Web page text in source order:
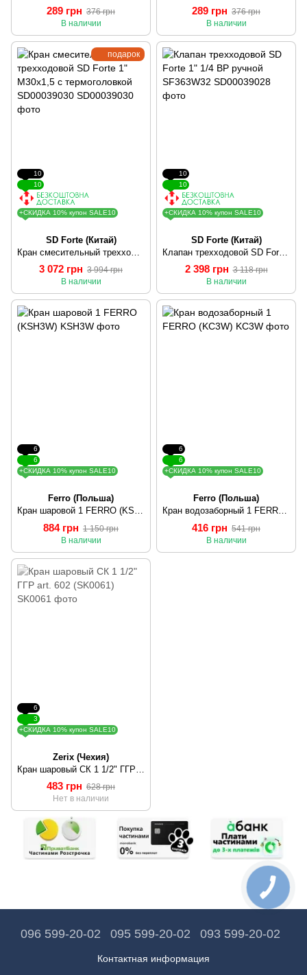
289 грн 376 грн
В наличии
289 грн 376 грн
В наличии
подарок
10
10
+СКИДКА 10% купон SALE10
SD Forte (Китай)
3 072 грн 3 994 грн
В наличии
10
10
+СКИДКА 10% купон SALE10
SD Forte (Китай)
Клапан трехходовой SD Forte 1" 1/4 ВР ручной SF363W32
2 398 грн 3 118 грн
В наличии
6
6
+СКИДКА 10% купон SALE10
Ferro (Польша)
Кран шаровой 1 FERRO (KSH3W)
884 грн 1 150 грн
В наличии
6
6
+СКИДКА 10% купон SALE10
Ferro (Польша)
Кран водозаборный 1 FERRO (KC3W)
416 грн 541 грн
В наличии
6
3
+СКИДКА 10% купон SALE10
Zerix (Чехия)
483 грн 628 грн
Нет в наличии
096 599-20-02 095 599-20-02 093 599-20-02
Контактная информация